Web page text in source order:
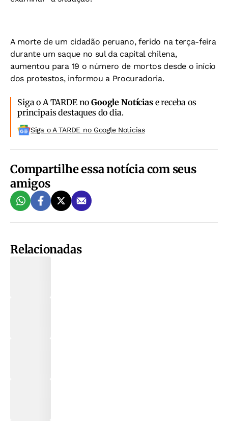
A morte de um cidadão peruano, ferido na terça-feira
durante um saque no sul da capital chilena,
aumentou para 19 o número de mortos desde o início
dos protestos, informou a Procuradoria.
Siga o A TARDE noGoogle Notíciase receba os
principais destaques do dia.
Siga o A TARDE no Google Noticias
Compartilhe essa notícia com seus
amigos
Relacionadas